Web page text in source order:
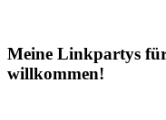
Meine Linkpartys
willkommen!